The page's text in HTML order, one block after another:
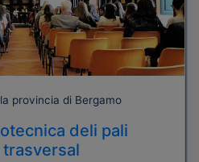
provincia di Bergamo
deli pali